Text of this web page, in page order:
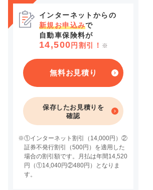
インターネットからの
新規お申込みで
自動車保険料が
14,500 円割引！ ※
無料お見積り
保存したお見積りを
確認
※①インターネット割引（14,000円）②
証券不発行割引（500円）を適用した
場合の割引額です。月払は年間14,520
円（①14,040円②480円）となりま
す。